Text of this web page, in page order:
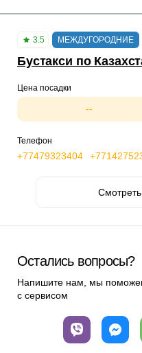
3.5 МЕЖДУГОРОДНИЕ
Бустакси по
Цена посадки
--
Телефон
+77479323404
Остались вопросы?
Напишите нам, мы
с сервисом